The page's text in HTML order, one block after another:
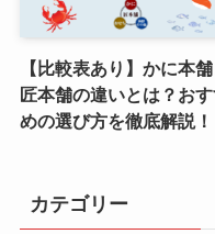
【比較表あり】かに本舗
匠本舗の違いとは？お
めの選び方を徹底解説！
カテゴリー